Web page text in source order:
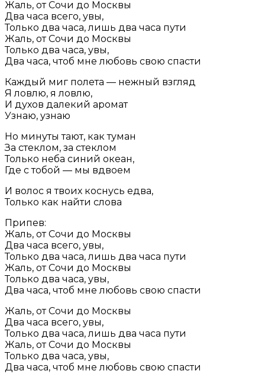
Жаль, от Сочи до Москвы
Два часа всего, увы,
Только два часа, лишь два часа пути
Жаль, от Сочи до Москвы
Только два часа, увы,
Два часа, чтоб мне любовь свою спасти
Каждый миг полета — нежный взгляд
Я ловлю, я ловлю,
И духов далекий аромат
Узнаю, узнаю
Но минуты тают, как туман
За стеклом, за стеклом
Только неба синий океан,
Где с тобой — мы вдвоем
И волос я твоих коснусь едва,
Только как найти слова
Припев:
Жаль, от Сочи до Москвы
Два часа всего, увы,
Только два часа, лишь два часа пути
Жаль, от Сочи до Москвы
Только два часа, увы,
Два часа, чтоб мне любовь свою спасти
Жаль, от Сочи до Москвы
Два часа всего, увы,
Только два часа, лишь два часа пути
Жаль, от Сочи до Москвы
Только два часа, увы,
Два часа, чтоб мне любовь свою спасти